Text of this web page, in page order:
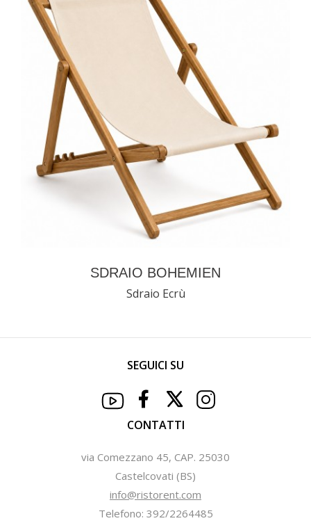
SDRAIO BOHEMIEN
Sdraio Ecrù
SEGUICI SU
CONTATTI
via Comezzano 45, CAP. 25030
Castelcovati (BS)
info@ristorent.com
Telefono: 392/2264485